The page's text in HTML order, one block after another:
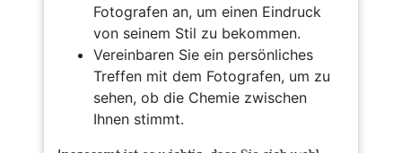
Fotografen an, um einen Eindruck
von seinem Stil zu bekommen.
Vereinbaren Sie ein persönliches
Treffen mit dem Fotografen, um zu
sehen, ob die Chemie zwischen
Ihnen stimmt.